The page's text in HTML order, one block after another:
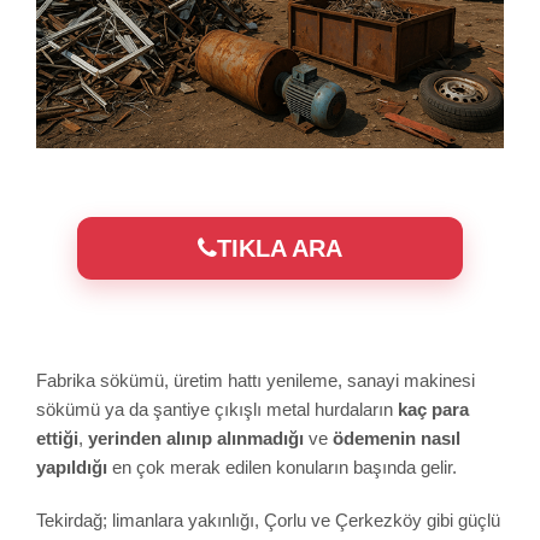
TIKLA ARA
Fabrika sökümü, üretim hattı yenileme, sanayi makinesi
sökümü ya da şantiye çıkışlı metal hurdaların kaç para
ettiği, yerinden alınıp alınmadığı ve ödemenin nasıl
yapıldığı en çok merak edilen konuların başında gelir.
Tekirdağ; limanlara yakınlığı, Çorlu ve Çerkezköy gibi güçlü